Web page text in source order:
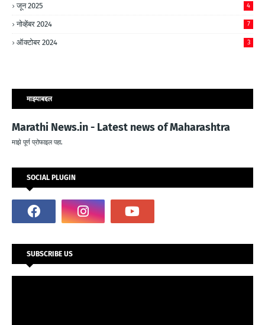
जून 2025 4
नोव्हेंबर 2024 7
ऑक्टोबर 2024 3
माझ्याबद्दल
Marathi News.in - Latest news of Maharashtra
माझे पूर्ण प्रोफाइल पहा.
SOCIAL PLUGIN
SUBSCRIBE US